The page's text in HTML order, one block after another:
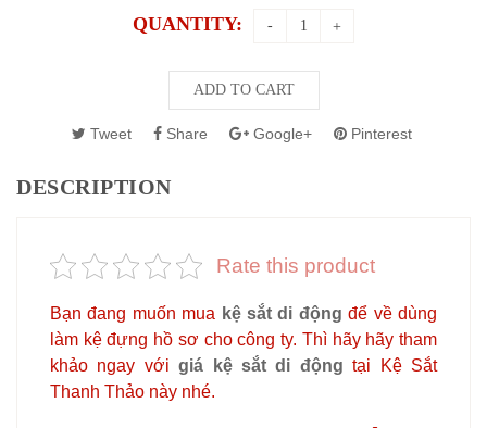
QUANTITY:
ADD TO CART
Tweet Share Google+ Pinterest
DESCRIPTION
Rate this product
Bạn đang muốn mua kệ sắt di động để về dùng
làm kệ đựng hồ sơ cho công ty. Thì hãy hãy tham
khảo ngay vớigiá kệ sắt di động tại Kệ Sắt
Thanh Thảo này nhé.